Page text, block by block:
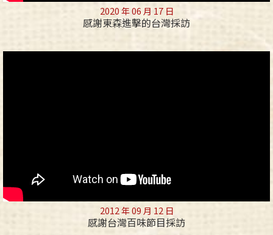
2020 年 06 月 17 日
感謝東森進擊的台灣採訪
2012 年 09 月 12 日
感謝台灣百味節目採訪